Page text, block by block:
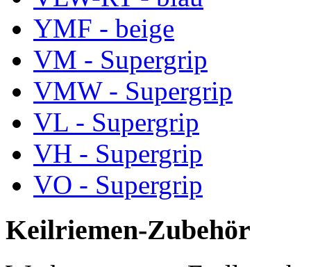
YMF - beige
VM - Supergrip
VMW - Supergrip
VL - Supergrip
VH - Supergrip
VO - Supergrip
Keilriemen-Zubehör